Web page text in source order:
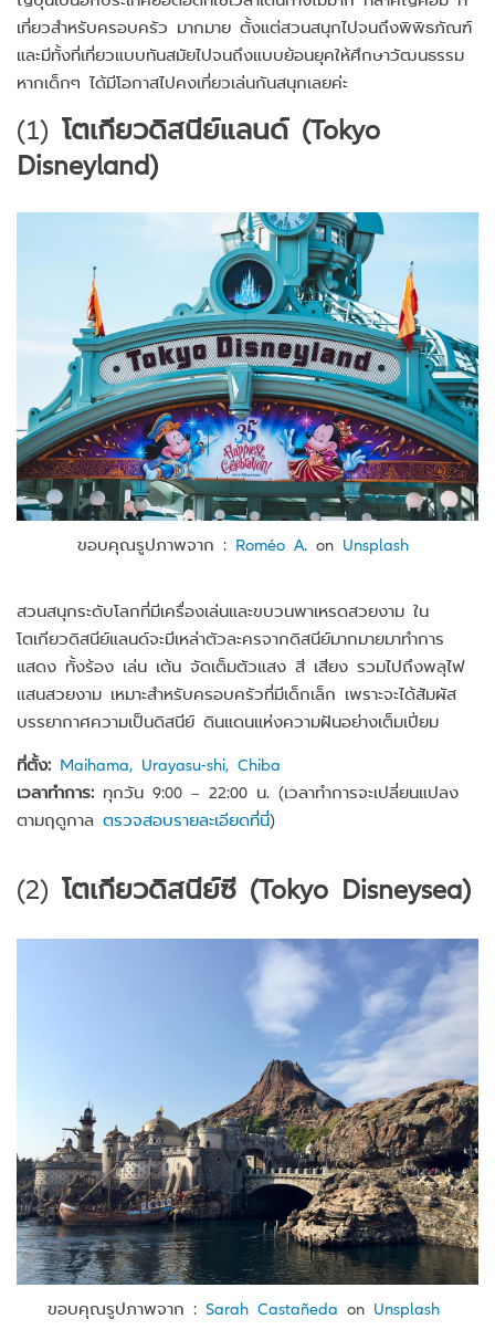
เที่ยวสำหรับครอบครัว มากมาย ตั้งแต่สวนสนุกไปจนถึงพิพิธภัณฑ์
และมีทั้งที่เที่ยวแบบทันสมัยไปจนถึงแบบย้อนยุคให้ศึกษาวัฒนธรรม
หากเด็กๆ ได้มีโอกาสไปคงเที่ยวเล่นกันสนุกเลยค่ะ
(1) โตเกียวดิสนีย์แลนด์ (Tokyo
Disneyland)
ขอบคุณรูปภาพจาก : Roméo A. on Unsplash
สวนสนุกระดับโลกที่มีเครื่องเล่นและขบวนพาเหรดสวยงาม ใน
โตเกียวดิสนีย์แลนด์จะมีเหล่าตัวละครจากดิสนีย์มากมายมาทำการ
แสดง ทั้งร้อง เล่น เต้น จัดเต็มตัวแสง สี เสียง รวมไปถึงพลุไฟ
แสนสวยงาม เหมาะสำหรับครอบครัวที่มีเด็กเล็ก เพราะจะได้สัมผัส
บรรยากาศความเป็นดิสนีย์ ดินแดนแห่งความฝันอย่างเต็มเปี่ยม
ที่ตั้ง: Maihama, Urayasu-shi, Chiba
เวลาทำการ: ทุกวัน 9:00 – 22:00 น. (เวลาทำการจะเปลี่ยนแปลง
ตามฤดูกาล ตรวจสอบรายละเอียดที่นี่)
(2) โตเกียวดิสนีย์ซี (Tokyo Disneysea)
ขอบคุณรูปภาพจาก : Sarah Castañeda on Unsplash